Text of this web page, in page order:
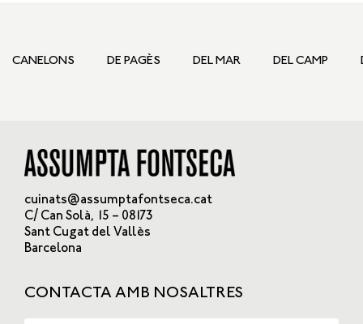
CANELONS DE PAGÈS DEL MAR DEL CAMP
cuinats@assumptafontseca.cat
C/ Can Solà, 15 – 08173
Sant Cugat del Vallès
Barcelona
CONTACTA AMB NOSALTRES